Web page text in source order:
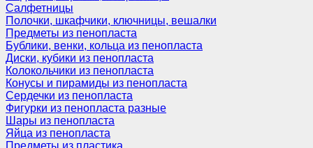
Салфетницы
Полочки, шкафчики, ключницы, вешалки
Предметы из пенопласта
Бублики, венки, кольца из пенопласта
Диски, кубики из пенопласта
Колокольчики из пенопласта
Конусы и пирамиды из пенопласта
Сердечки из пенопласта
Фигурки из пенопласта разные
Шары из пенопласта
Яйца из пенопласта
Предметы из пластика